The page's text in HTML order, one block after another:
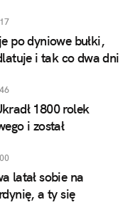
po dyniowe bułki,
i tak co dwa dni
1800 rolek
i został
latał sobie na
a ty się